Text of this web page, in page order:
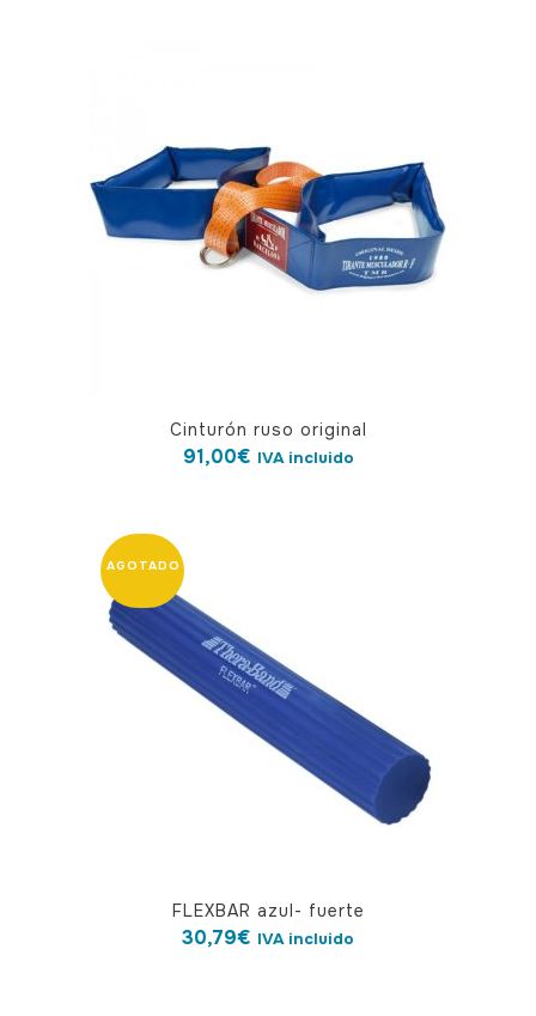
Cinturón ruso original
91,00€ IVA incluido
FLEXBAR azul- fuerte
30,79€ IVA incluido